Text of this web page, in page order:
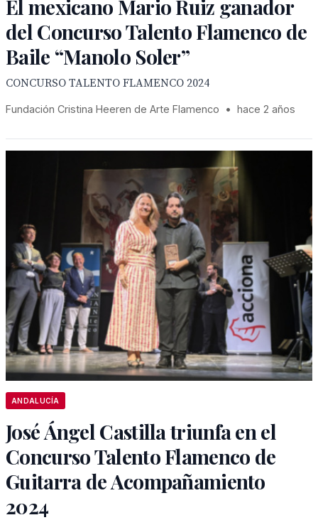
El mexicano Mario Ruiz ganador
del Concurso Talento Flamenco de
Baile “Manolo Soler”
CONCURSO TALENTO FLAMENCO 2024
Fundación Cristina Heeren de Arte Flamenco • hace 2 años
ANDALUCÍA
José Ángel Castilla triunfa en el
Concurso Talento Flamenco de
Guitarra de Acompañamiento
2024